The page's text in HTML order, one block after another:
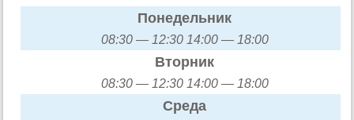
Понедельник
08:30 — 12:30 14:00 — 18:00
Вторник
08:30 — 12:30 14:00 — 18:00
Среда